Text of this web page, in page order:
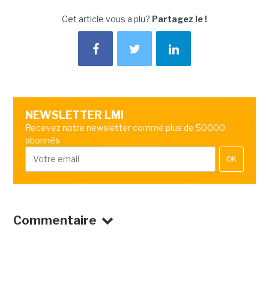
Cet article vous a plu? Partagez le !
NEWSLETTER LMI
Recevez notre newsletter comme plus de 50000
abonnés
OK
Commentaire